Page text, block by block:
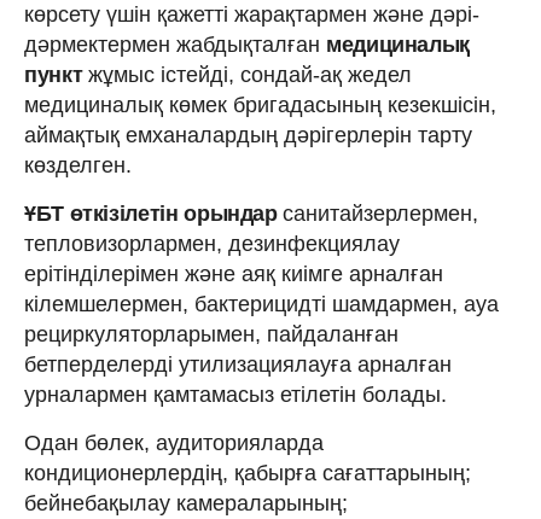
көрсету үшін қажетті жарақтармен және дәрі-
дәрмектермен жабдықталған медициналық
пункт жұмыс істейді, сондай-ақ жедел
медициналық көмек бригадасының кезекшісін,
аймақтық емханалардың дәрігерлерін тарту
көзделген.
ҰБТ өткізілетін орындарсанитайзерлермен,
тепловизорлармен, дезинфекциялау
ерітінділерімен және аяқ киімге арналған
кілемшелермен, бактерицидті шамдармен, ауа
рециркуляторларымен, пайдаланған
бетперделерді утилизациялауға арналған
урналармен қамтамасыз етілетін болады.
Одан бөлек, аудиторияларда
кондиционерлердің, қабырға сағаттарының;
бейнебақылау камераларының;